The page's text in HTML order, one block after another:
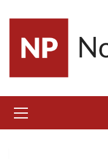
content
Menu